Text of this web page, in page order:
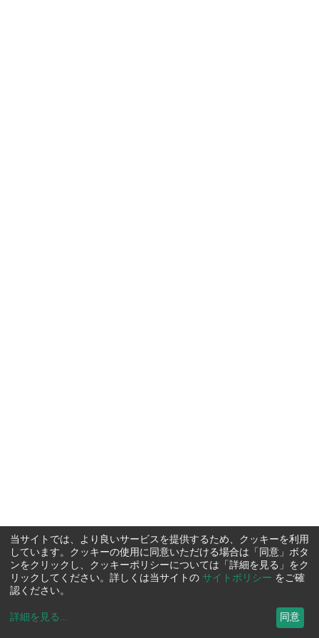
当サイトでは、より良いサービスを提供するため、クッキーを利用
しています。クッキーの使用に同意いただける場合は「同意」ボタ
ンをクリックし、クッキーポリシーについては「詳細を見る」をク
リックしてください。詳しくは当サイトの サイトポリシー をご確
認ください。
詳細を見る ... 同意